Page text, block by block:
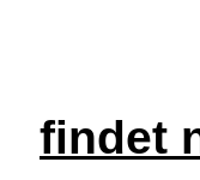
findet